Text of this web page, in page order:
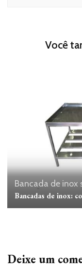
Você
Bancada de inox
Bancadas de inox:
Deixe um